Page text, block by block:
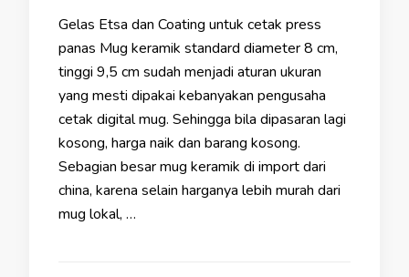
Gelas Etsa dan Coating untuk cetak press
panas Mug keramik standard diameter 8 cm,
tinggi 9,5 cm sudah menjadi aturan ukuran
yang mesti dipakai kebanyakan pengusaha
cetak digital mug. Sehingga bila dipasaran lagi
kosong, harga naik dan barang kosong.
Sebagian besar mug keramik di import dari
china, karena selain harganya lebih murah dari
mug lokal, …